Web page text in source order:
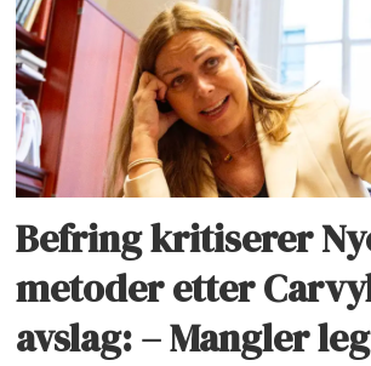
Befring kritiserer
metoder etter
avslag: – Mangler